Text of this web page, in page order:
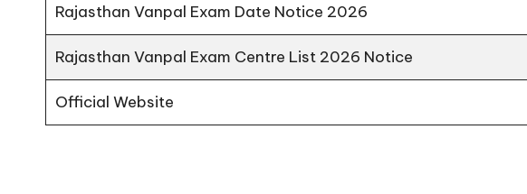
Rajasthan Vanpal Exam Date Notice 2026
Rajasthan Vanpal Exam Centre List 2026 Notice
Official Website